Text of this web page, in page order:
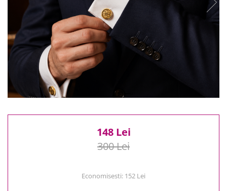
Cele mai vandute
Cele mai votate
Cu video
Pret
0 Lei - 100 Lei
100 Lei - 200 Lei
200 Lei - 300 Lei
500 Lei - 1000 Lei
148 Lei
300 Lei
Economisesti: 152 Lei